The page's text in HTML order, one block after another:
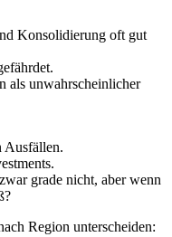
Konsolidierung oft gut
als unwahrscheinlicher
Ausfällen.
grade nicht, aber wenn
Region unterscheiden: